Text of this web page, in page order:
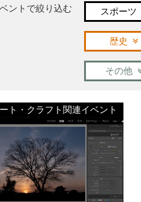
ントで絞り込む スポーツ
歴史
その他
ト・クラフト関連イベント